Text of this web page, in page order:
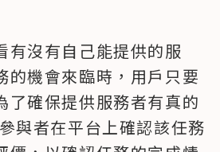
有沒有自己能提供的服
的機會來臨時，用戶只要
了確保提供服務者有真的
與者在平台上確認該任務